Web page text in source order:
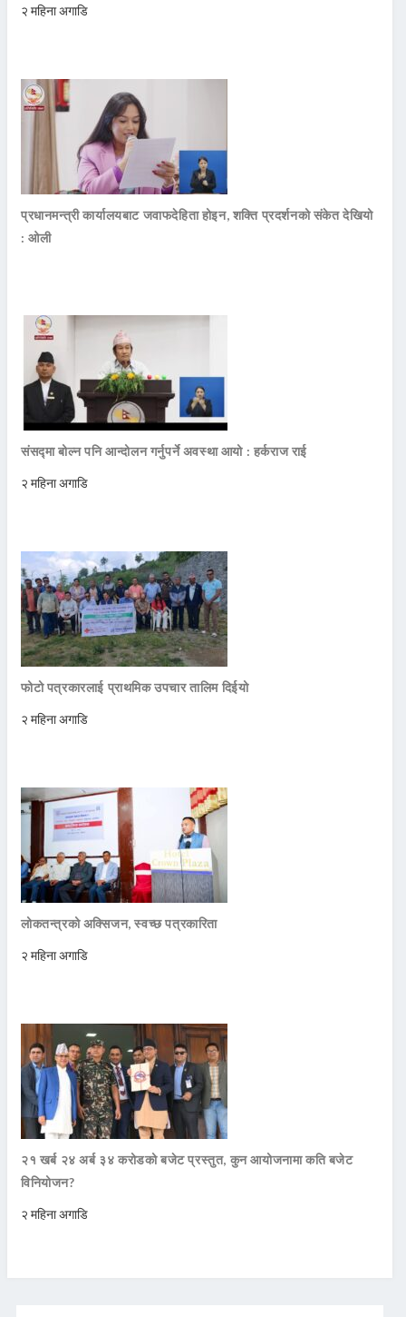
२ महिना अगाडि
प्रधानमन्त्री कार्यालयबाट जवाफदेहिता होइन, शक्ति प्रदर्शनको संकेत देखियो
: ओली
संसद्मा बोल्न पनि आन्दोलन गर्नुपर्ने अवस्था आयो : हर्कराज राई
२ महिना अगाडि
फोटो पत्रकारलाई प्राथमिक उपचार तालिम दिईयो
२ महिना अगाडि
लोकतन्त्रको अक्सिजन, स्वच्छ पत्रकारिता
२ महिना अगाडि
२१ खर्ब २४ अर्ब ३४ करोडको बजेट प्रस्तुत, कुन आयोजनामा कति बजेट
विनियोजन?
२ महिना अगाडि